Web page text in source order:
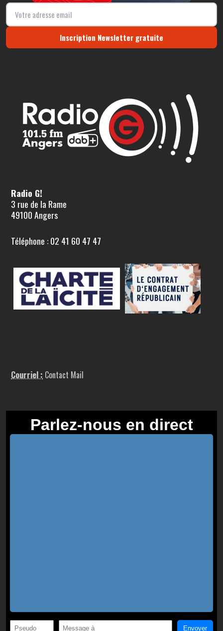
Inscription Newsletter gratuite
Radio G!
3 rue de la Rame
49100 Angers
Téléphone : 02 41 60 47 47
Courriel : Contact Mail